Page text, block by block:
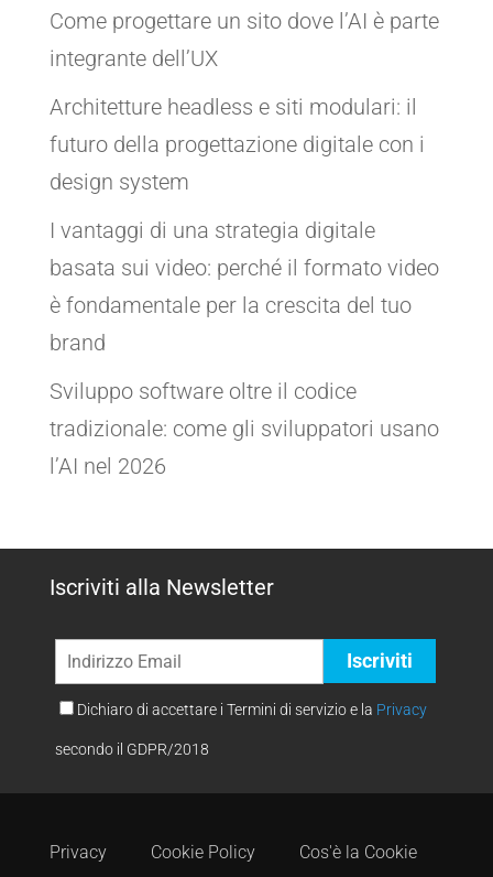
Come progettare un sito dove l’AI è parte
integrante dell’UX
Architetture headless e siti modulari: il
futuro della progettazione digitale con i
design system
I vantaggi di una strategia digitale
basata sui video: perché il formato video
è fondamentale per la crescita del tuo
brand
Sviluppo software oltre il codice
tradizionale: come gli sviluppatori usano
l’AI nel 2026
Iscriviti alla Newsletter
Dichiaro di accettare i Termini di servizio e la Privacy
secondo il GDPR/2018
Privacy Cookie Policy Cos'è la Cookie